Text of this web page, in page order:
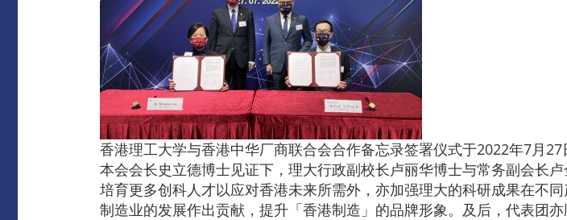
香港理工大学与香港中华厂商联合会合作备忘录签署仪式于2022年7月
本会会长史立德博士见证下，理大行政副校长卢丽华博士与常务副会长
培育更多创科人才以应对香港未来所需外，亦加强理大的科研成果在不
制造业的发展作出贡献，提升「香港制造」的品牌形象。及后，代表团